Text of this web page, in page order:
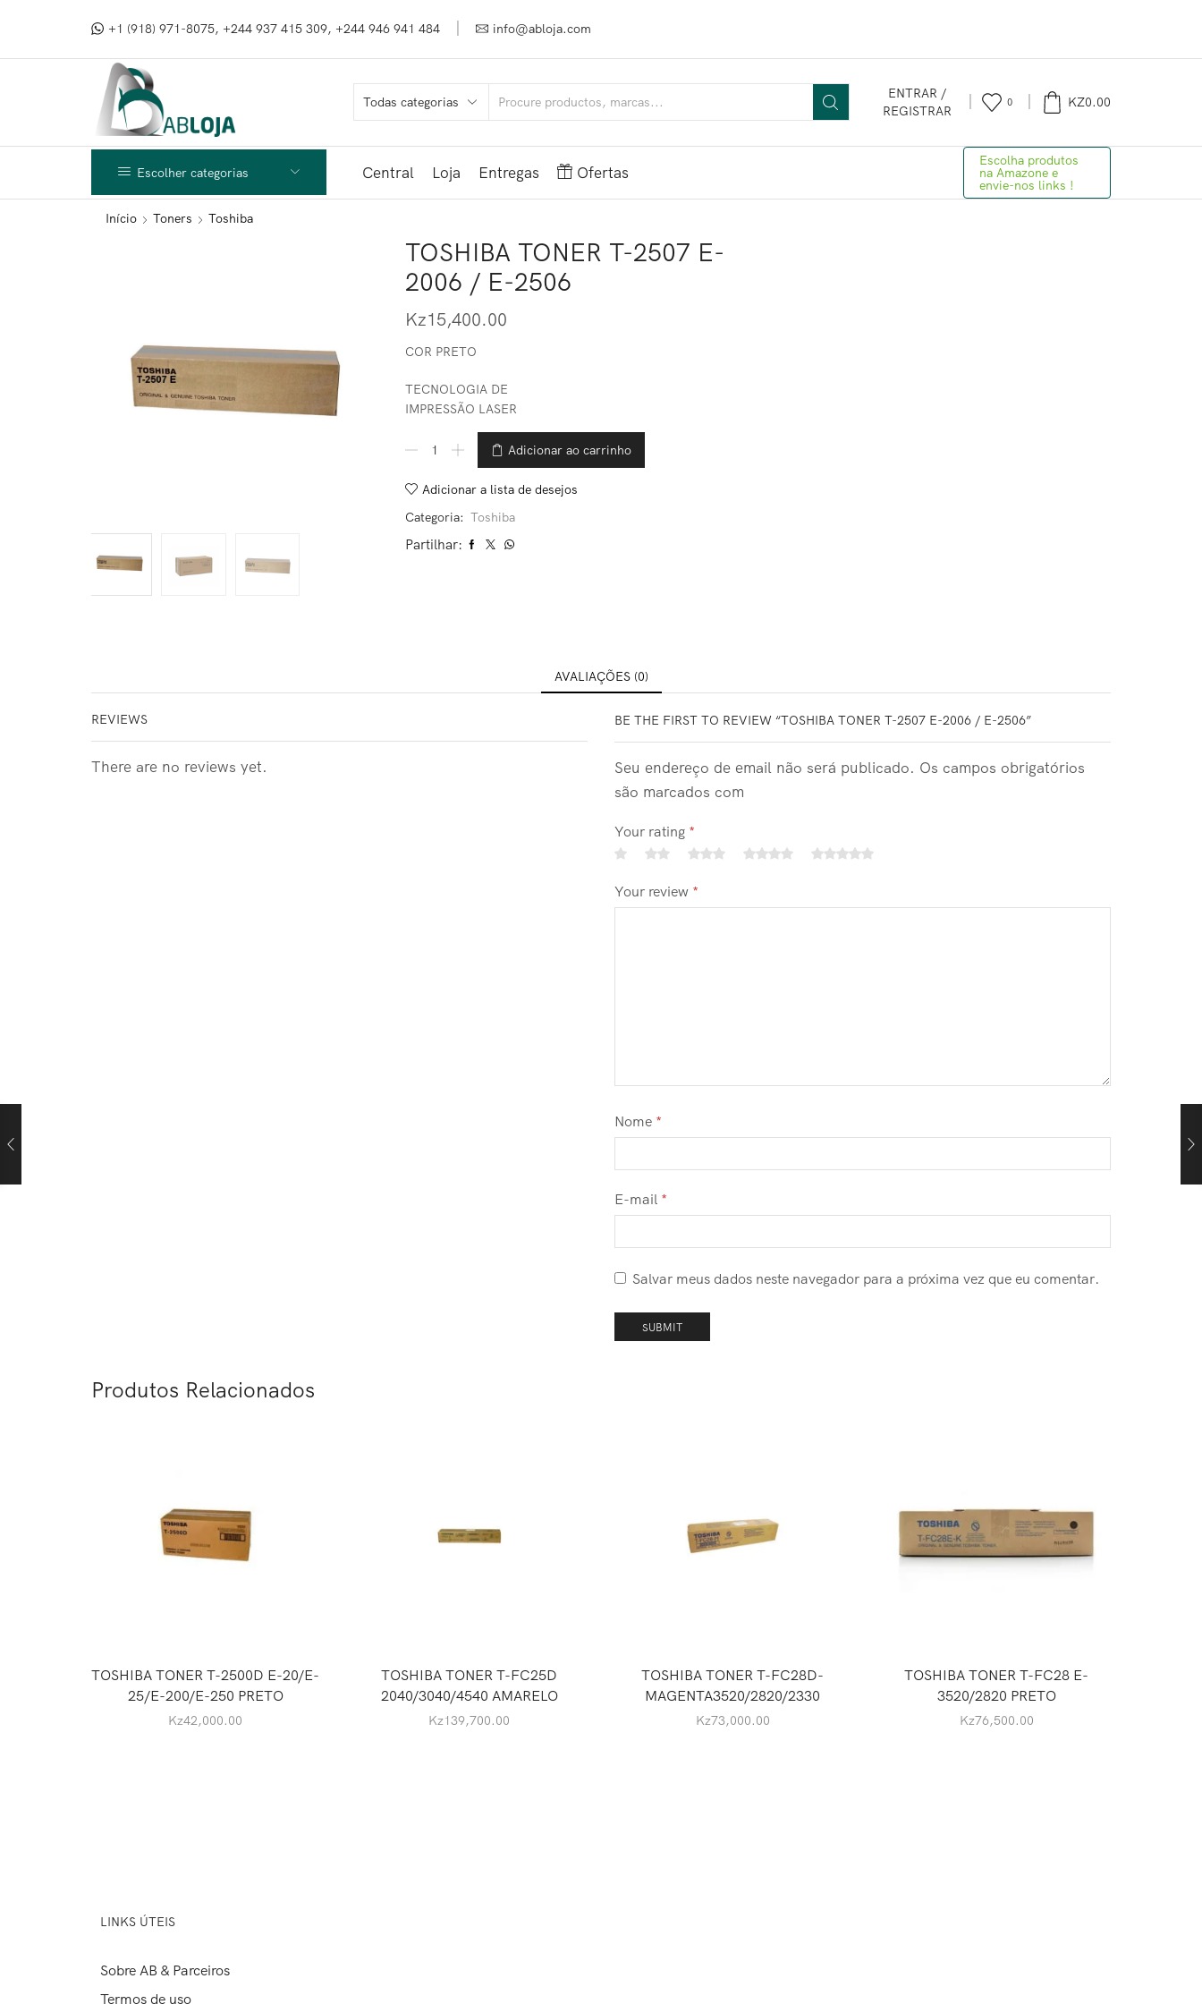
+1 (918) 971-8075, +244 937 415 309, +244 946 941 484 info@abloja.com
ENTRAR /
REGISTRAR
0 KZ0.00
Escolher categorias Central Loja Entregas Ofertas
Escolha produtos
na Amazone e
envie-nos links !
Início Toners Toshiba
TOSHIBA TONER T-2507 E-
2006 / E-2506
Kz15,400.00
COR PRETO
TECNOLOGIA DE
IMPRESSÃO LASER
Adicionar ao carrinho
Adicionar a lista de desejos
Categoria: Toshiba
Partilhar:
AVALIAÇÕES (0)
REVIEWS
There are no reviews yet.
BE THE FIRST TO REVIEW “TOSHIBA TONER T-2507 E-2006 / E-2506”
Seu endereço de email não será publicado. Os campos obrigatórios
são marcados com
Your rating *
Your review *
Nome *
E-mail *
Salvar meus dados neste navegador para a próxima vez que eu comentar.
Produtos Relacionados
TOSHIBA TONER T-2500D E-20/E-
25/E-200/E-250 PRETO
Kz42,000.00
TOSHIBA TONER T-FC25D
2040/3040/4540 AMARELO
Kz139,700.00
TOSHIBA TONER T-FC28D-
MAGENTA3520/2820/2330
Kz73,000.00
TOSHIBA TONER T-FC28 E-
3520/2820 PRETO
Kz76,500.00
LINKS ÚTEIS
Sobre AB & Parceiros
Termos de uso